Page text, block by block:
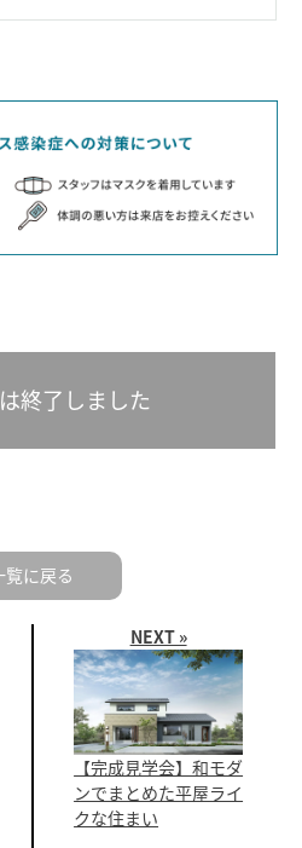
終了しました
覧に戻る
NEXT »
【完成見学会】和モダ
ンでまとめた平屋ライ
クな住まい